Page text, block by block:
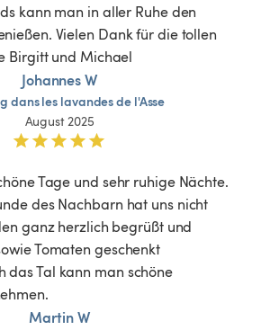
kann man in aller Ruhe den
Vielen Dank für die tollen
Birgitt und Michael
Johannes W
dansles lavandesde l'Asse
August 2025
Tage und sehr ruhige Nächte.
des Nachbarn hat uns nicht
ganz herzlich begrüßt und
Tomaten geschenkt
das Tal kann man schöne
Martin W